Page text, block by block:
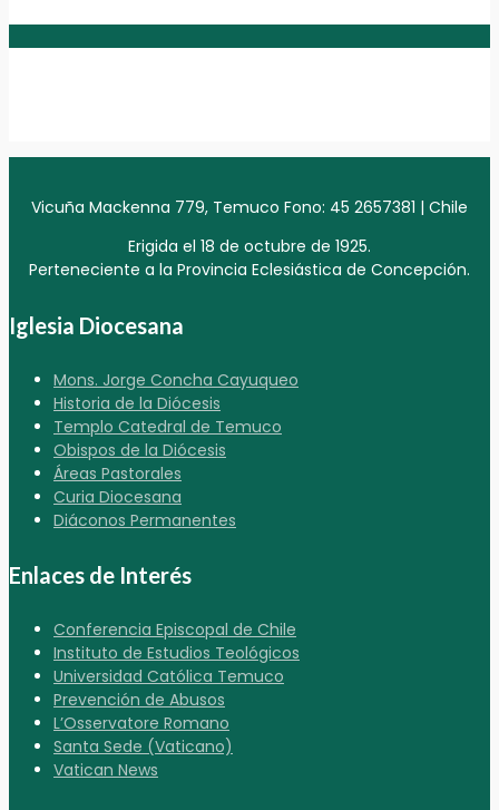
Vicuña Mackenna 779, Temuco Fono: 45 2657381 | Chile
Erigida el 18 de octubre de 1925.
Perteneciente a la Provincia Eclesiástica de Concepción.
Iglesia Diocesana
Mons. Jorge Concha Cayuqueo
Historia de la Diócesis
Templo Catedral de Temuco
Obispos de la Diócesis
Áreas Pastorales
Curia Diocesana
Diáconos Permanentes
Enlaces de Interés
Conferencia Episcopal de Chile
Instituto de Estudios Teológicos
Universidad Católica Temuco
Prevención de Abusos
L’Osservatore Romano
Santa Sede (Vaticano)
Vatican News